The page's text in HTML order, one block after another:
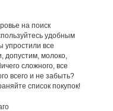
на поиск
удобным
упростили все
допустим, молоко,
сложного, все
всего и не забыть?
список покупок!